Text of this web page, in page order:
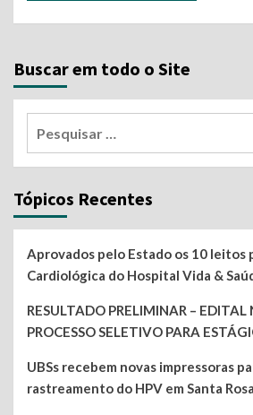
Buscar em todo o Site
Tópicos Recentes
Aprovados pelo Estado os 10 leitos
Cardiológica do Hospital Vida &
RESULTADO PRELIMINAR –
PROCESSO SELETIVO PARA
UBSs recebem novas impressoras
rastreamento do HPV em Santa Rosa